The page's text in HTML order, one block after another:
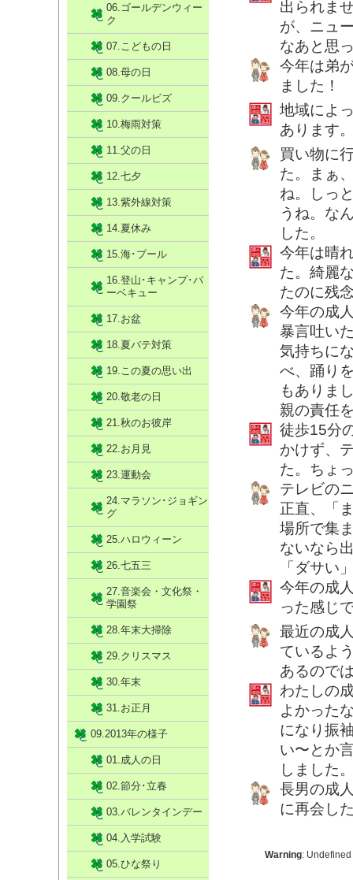
出られま
が、ニュ
なあと思
今年は弟
ました！
地域によ
あります
買い物に
た。まぁ
ね。しっ
うね。な
した。
今年は晴
た。綺麗
たのに残
今年の成
暴言吐い
気持ちに
べ、踊り
もありま
親の責任
徒歩15分
かけず、
た。ちょ
テレビの
正直、「
場所で集
ないなら
「ダサい
今年の成
った感じ
最近の成
ているよ
あるので
わたしの
よかった
になり振
い〜とか
しました
長男の成
に再会し
Warning:
06.ゴールデンウィー
ク
07.こどもの日
08.母の日
09.クールビズ
10.梅雨対策
11.父の日
12.七夕
13.紫外線対策
14.夏休み
15.海･プール
16.登山･キャンプ･バ
ーベキュー
17.お盆
18.夏バテ対策
19.この夏の思い出
20.敬老の日
21.秋のお彼岸
22.お月見
23.運動会
24.マラソン･ジョギン
グ
25.ハロウィーン
26.七五三
27.音楽会・文化祭・
学園祭
28.年末大掃除
29.クリスマス
30.年末
31.お正月
09.2013年の様子
01.成人の日
02.節分･立春
03.バレンタインデー
04.入学試験
05.ひな祭り